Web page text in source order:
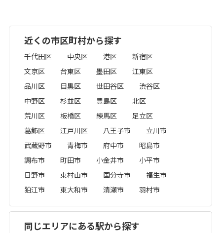
近くの市区町村から探す
千代田区 中央区 港区
新宿区
文京区
台東区 墨田区
江東区
品川区
目黒区 世田谷区
渋谷区
中野区
杉並区 豊島区
北区
荒川区
板橋区 練馬区
足立区
葛飾区
江戸川区 八王子市
立川市
武蔵野市
青梅市 府中市
昭島市
調布市
町田市 小金井市
小平市
日野市
東村山市 国分寺市
福生市
狛江市
東大和市 清瀬市 羽村市
同じエリアにある駅から探す